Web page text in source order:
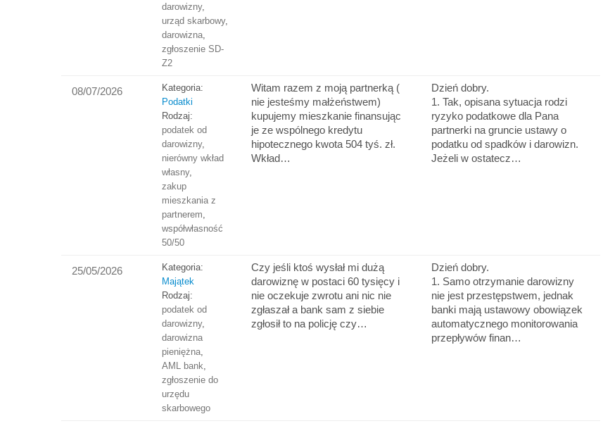
darowizny,
urząd skarbowy,
darowizna,
zgłoszenie SD-
Z2
08/07/2026
Kategoria:
Podatki
Rodzaj:
podatek od
darowizny,
nierówny wkład
własny,
zakup
mieszkania z
partnerem,
współwłasność
50/50
Witam razem z moją partnerką (
nie jesteśmy małżeństwem)
kupujemy mieszkanie finansując
je ze wspólnego kredytu
hipotecznego kwota 504 tyś. zł.
Wkład…
Dzień dobry.
1. Tak, opisana sytuacja rodzi
ryzyko podatkowe dla Pana
partnerki na gruncie ustawy o
podatku od spadków i darowizn.
Jeżeli w ostatecz…
25/05/2026
Kategoria:
Majątek
Rodzaj:
podatek od
darowizny,
darowizna
pieniężna,
AML bank,
zgłoszenie do
urzędu
skarbowego
Czy jeśli ktoś wysłał mi dużą
darowiznę w postaci 60 tysięcy i
nie oczekuje zwrotu ani nic nie
zgłaszał a bank sam z siebie
zgłosił to na policję czy…
Dzień dobry.
1. Samo otrzymanie darowizny
nie jest przestępstwem, jednak
banki mają ustawowy obowiązek
automatycznego monitorowania
przepływów finan…